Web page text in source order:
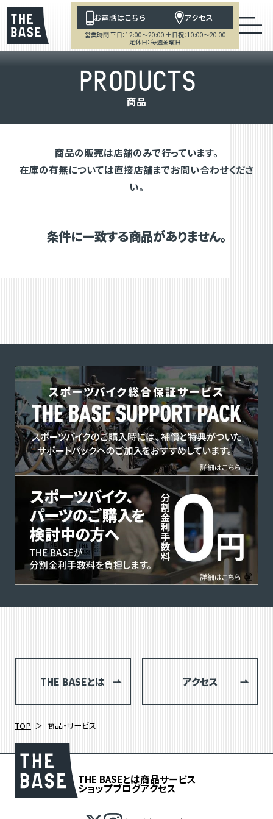
お電話はこちら アクセス
営業時間 平日：12:00～20:00 土日祝：10:00～20:00
定休日：毎週金曜日
PRODUCTS
商品
商品の販売は店舗のみで行っています。
在庫の有無については直接店舗までお問い合わせくださ
い。
条件に一致する商品がありません。
THE BASEとは アクセス
TOP 商品・サービス
THE BASEとは商品サービス
ショップブログアクセス